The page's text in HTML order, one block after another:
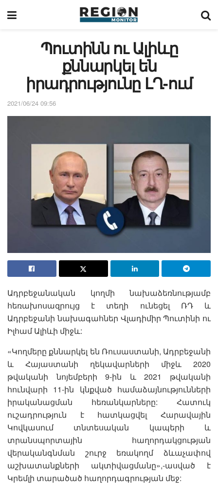
Պուտինն ու Ալիևը
քննարկել են
իրադրությունը ԼՂ-ում
2021/06/24 09:56
Ադրբեջանական կողմի նախաձեռնությամբ
հեռախոսազրույց է տեղի ունեցել ՌԴ և
Ադրբեջանի նախագահներ Վլադիմիր Պուտինի ու
Իլհամ Ալիևի միջև:
«Կողմերը քննարկել են Ռուսաստանի, Ադրբեջանի
և Հայաստանի ղեկավարների միջև 2020
թվականի նոյեմբերի 9-ին և 2021 թվականի
հունվարի 11-ին կնքված համաձայնությունների
իրականացման հեռանկարները: Հատուկ
ուշադրություն է հատկացվել Հարավային
Կովկասում տնտեսական կապերի և
տրանսպորտային հաղորդակցության
վերականգնման շուրջ եռակողմ ձևաչափով
աշխատանքների ակտիվացմանը»,-ասված է
Կրեմլի տարածած հաղորդագրության մեջ: